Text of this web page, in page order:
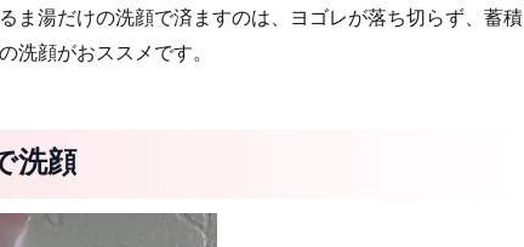
ま湯だけの洗顔で済ますのは、ヨゴレが落ち切らず、蓄積
洗顔がおススメです。
洗顔